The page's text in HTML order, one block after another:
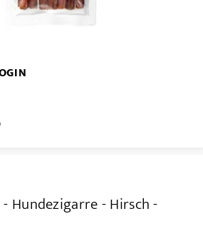
Hundezigarre - Hirsch -